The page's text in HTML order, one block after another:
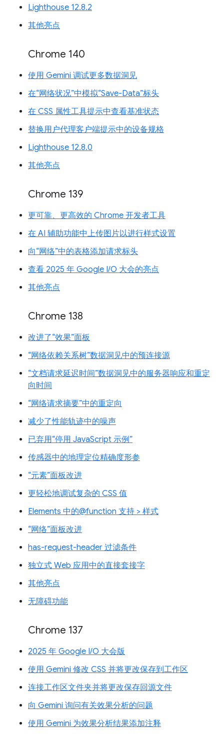
Lighthouse 12.8.2
其他亮点
Chrome 140
使用 Gemini 调试更多数据洞见
在“网络状况”中模拟“Save-Data”标头
在 CSS 属性工具提示中查看基准状态
替换用户代理客户端提示中的设备规格
Lighthouse 12.8.0
其他亮点
Chrome 139
更可靠、更高效的 Chrome 开发者工具
在 AI 辅助功能中上传图片以进行样式设置
向“网络”中的表格添加请求标头
查看 2025 年 Google I/O 大会的亮点
其他亮点
Chrome 138
改进了“效果”面板
“网络依赖关系树”数据洞见中的预连接源
“文档请求延迟时间”数据洞见中的服务器响应和重定
向时间
“网络请求摘要”中的重定向
减少了性能轨迹中的噪声
已弃用“停用 JavaScript 示例”
传感器中的地理定位精确度形参
“元素”面板改进
更轻松地调试复杂的 CSS 值
Elements 中的@function 支持 > 样式
“网络”面板改进
has-request-header 过滤条件
独立式 Web 应用中的直接套接字
其他亮点
无障碍功能
Chrome 137
2025 年 Google I/O 大会版
使用 Gemini 修改 CSS 并将更改保存到工作区
连接工作区文件夹并将更改保存回源文件
向 Gemini 询问有关效果分析的问题
使用 Gemini 为效果分析结果添加注释